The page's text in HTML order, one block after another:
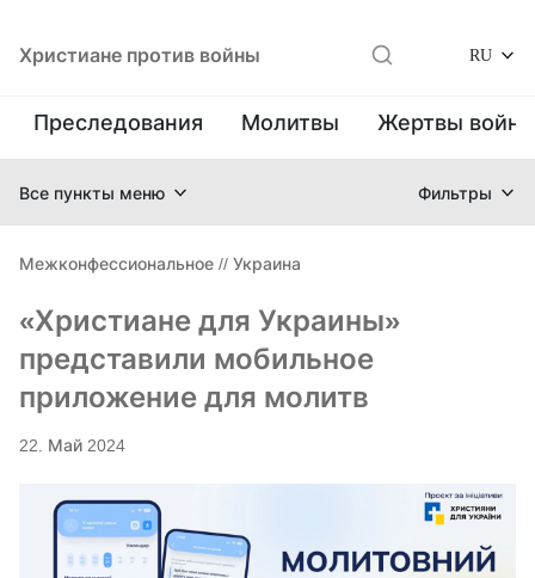
Христиане против войны RU
Преследования Молитвы Жертвы
Все пункты меню Фильтры
Межконфессиональное // Украина
«Христиане для Украины»
представили мобильное
приложение для молитв
22. Май 2024